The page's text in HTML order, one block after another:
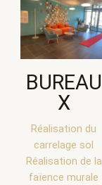
BUREAU
X
Réalisation du
carrelage sol
Réalisation de la
faïence murale